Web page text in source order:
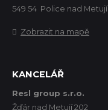
549 54 Police nad Metují
Zobrazit na mapě
KANCELÁŘ
Resl group s.r.o.
Žďár nad Metují 202